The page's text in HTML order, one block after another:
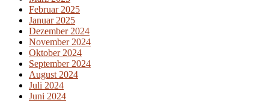
Februar 2025
Januar 2025
Dezember 2024
November 2024
Oktober 2024
September 2024
August 2024
Juli 2024
Juni 2024